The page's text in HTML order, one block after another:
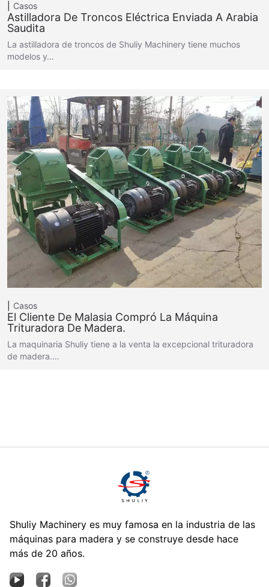
Casos
Astilladora De Troncos Eléctrica Enviada A Arabia
Saudita
La astilladora de troncos de Shuliy Machinery tiene muchos
modelos y…
Casos
El Cliente De Malasia Compró La Máquina
Trituradora De Madera.
La maquinaria Shuliy tiene a la venta la excepcional trituradora
de madera.…
Shuliy Machinery es muy famosa en la industria de las
máquinas para madera y se construye desde hace
más de 20 años.